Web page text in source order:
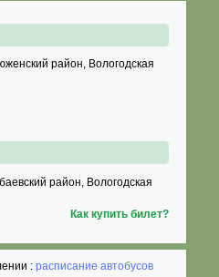
район, Вологодская
район, Вологодская
Как купить билет?
:расписание автобусов